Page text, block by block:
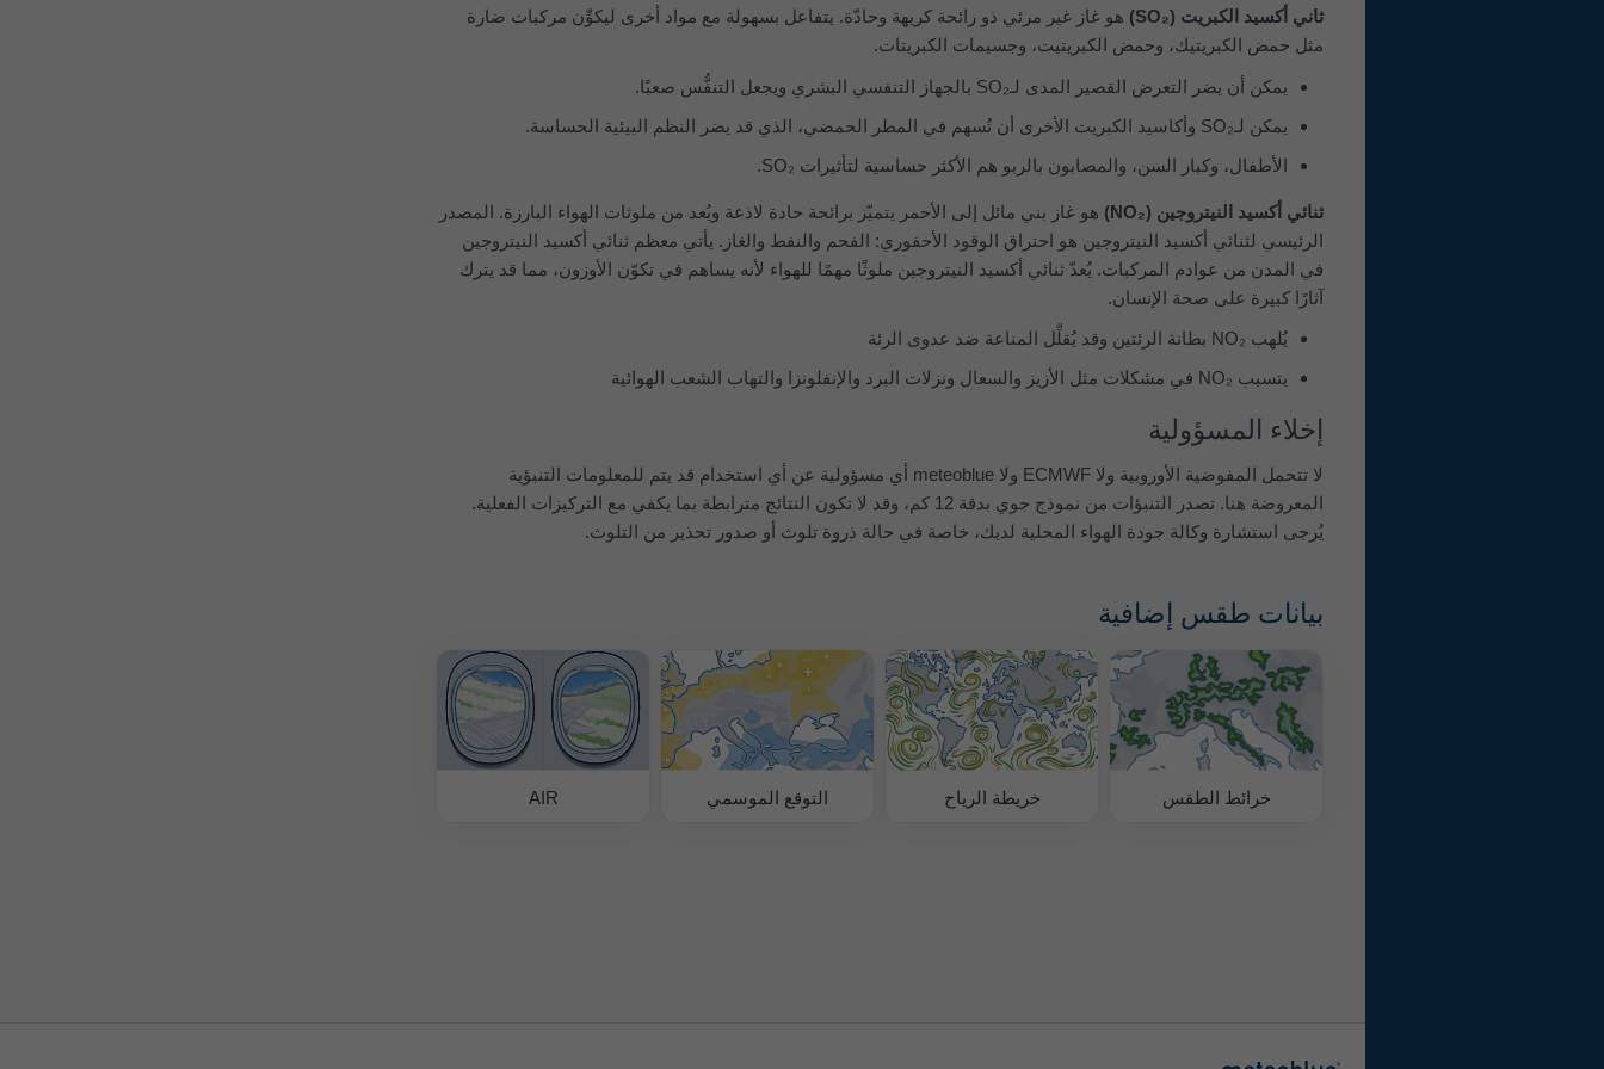
ثاني أكسيد الكبريت (SO₂)
هو غاز غير مرئي ذو رائحة كريهة وحادّة. يتفاعل بسهولة مع مواد أخرى ليكوِّن مركبات ضارة
مثل حمض الكبريتيك، وحمض الكبريتيت، وجسيمات الكبريتات.
يمكن أن يضر التعرض القصير المدى لـSO₂ بالجهاز التنفسي البشري ويجعل التنفُّس صعبًا.
يمكن لـSO₂ وأكاسيد الكبريت الأخرى أن تُسهم في المطر الحمضي، الذي قد يضر النظم البيئية الحساسة.
الأطفال، وكبار السن، والمصابون بالربو هم الأكثر حساسية لتأثيرات SO₂.
ثنائي أكسيد النيتروجين (NO₂)
هو غاز بني مائل إلى الأحمر يتميّز برائحة حادة لاذعة ويُعد من ملوثات الهواء البارزة. المصدر
الرئيسي لثنائي أكسيد النيتروجين هو احتراق الوقود الأحفوري: الفحم والنفط والغاز. يأتي معظم ثنائي أكسيد النيتروجين
في المدن من عوادم المركبات. يُعدّ ثنائي أكسيد النيتروجين ملوثًا مهمًا للهواء لأنه يساهم في تكوّن الأوزون، مما قد يترك
آثارًا كبيرة على صحة الإنسان.
يُلهب NO₂ بطانة الرئتين وقد يُقلِّل المناعة ضد عدوى الرئة
يتسبب NO₂ في مشكلات مثل الأزيز والسعال ونزلات البرد والإنفلونزا والتهاب الشعب الهوائية
إخلاء المسؤولية
لا تتحمل المفوضية الأوروبية ولا ECMWF ولا meteoblue أي مسؤولية عن أي استخدام قد يتم للمعلومات التنبؤية
المعروضة هنا. تصدر التنبؤات من نموذج جوي بدقة 12 كم، وقد لا تكون النتائج مترابطة بما يكفي مع التركيزات الفعلية.
يُرجى استشارة وكالة جودة الهواء المحلية لديك، خاصة في حالة ذروة تلوث أو صدور تحذير من التلوث.
بيانات طقس إضافية
خرائط الطقس خريطة الرياح التوقع الموسمي AIR